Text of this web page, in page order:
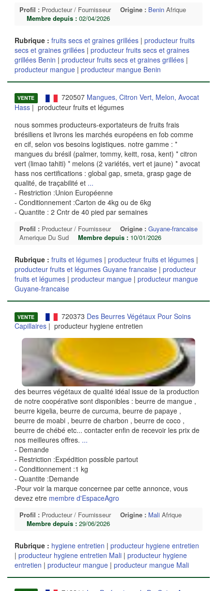
Profil : Producteur / Fournisseur Origine : Benin Afrique
Membre depuis : 02/04/2026
Rubrique : fruits secs et graines grillées | producteur fruits
secs et graines grillées | producteur fruits secs et graines
grillées Benin | producteur fruits secs et graines grillées |
producteur mangue | producteur mangue Benin
VENTE 720507 Mangues, Citron Vert, Melon, Avocat
Hass | producteur fruits et légumes
nous sommes producteurs-exportateurs de fruits frais
brésiliens et livrons les marchés européens en fob comme
en cif, selon vos besoins logistiques. notre gamme : *
mangues du brésil (palmer, tommy, keitt, rosa, kent) * citron
vert (limao tahiti) * melons (2 variétés, vert et jaune) * avocat
hass nos certifications : global gap, smeta, grasp gage de
qualité, de traçabilité et ...
- Restriction :Union Européenne
- Conditionnement :Carton de 4kg ou de 6kg
- Quantite : 2 Cntr de 40 pied par semaines
Profil : Producteur / Fournisseur Origine : Guyane-francaise
Amerique Du Sud
Membre depuis : 10/01/2026
Rubrique : fruits et légumes | producteur fruits et légumes |
producteur fruits et légumes Guyane francaise | producteur
fruits et légumes | producteur mangue | producteur mangue
Guyane-francaise
VENTE 720373 Des Beurres Végétaux Pour Soins
Capillaires | producteur hygiene entretien
des beurres végétaux de qualité idéal issue de la production
de notre coopérative sont disponibles : beurre de mangue ,
beurre kigelia, beurre de curcuma, beurre de papaye ,
beurre de moabi , beurre de charbon , beurre de coco ,
beurre de chébé etc... contacter enfin de recevoir les prix de
nos meilleures offres. ...
- Demande
- Restriction :Expédition possible partout
- Conditionnement :1 kg
- Quantite :Demande
-Pour voir la marque concernee par cette annonce, vous
devez etre membre d'EspaceAgro
Profil : Producteur / Fournisseur Origine : Mali Afrique
Membre depuis : 29/06/2026
Rubrique : hygiene entretien | producteur hygiene entretien
| producteur hygiene entretien Mali | producteur hygiene
entretien | producteur mangue | producteur mangue Mali